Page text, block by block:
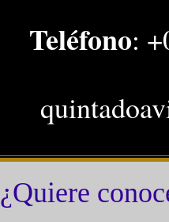
Teléfono:
¿Quiere